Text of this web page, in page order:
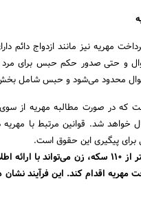
محدود می‌شود و حبس شامل بخش
که در صورت مطالبه مهریه از
خواهد شد. قوانین مرتبط با
برای پیگیری این حقوق است.
برای وصول مهریه بیشتر از ۱۱۰ سکه،
مهریه اقدام کند. این فرآیند